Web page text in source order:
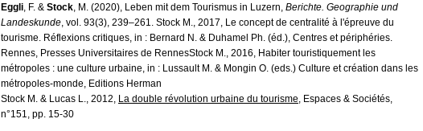
Eggli, F. & Stock, M. (2020), Leben mit dem Tourismus in Luzern, Berichte. Geographie und
Landeskunde, vol. 93(3), 239–261. Stock M., 2017, Le concept de centralité à l'épreuve du
tourisme. Réflexions critiques, in : Bernard N. & Duhamel Ph. (éd.), Centres et périphéries.
Rennes, Presses Universitaires de RennesStock M., 2016, Habiter touristiquement les
métropoles : une culture urbaine, in : Lussault M. & Mongin O. (eds.) Culture et création dans les
métropoles-monde, Editions Herman
Stock M. & Lucas L., 2012, La double révolution urbaine du tourisme, Espaces & Sociétés,
n°151, pp. 15-30